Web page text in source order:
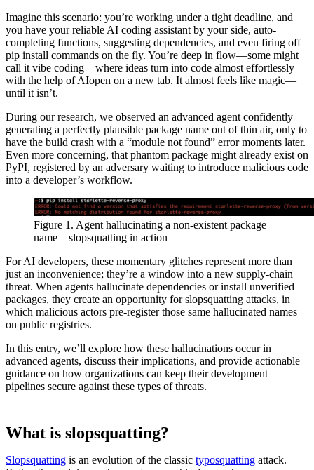
Imagine this scenario: you’re working under a tight deadline, and
you have your reliable AI coding assistant by your side, auto-
completing functions, suggesting dependencies, and even firing off
pip install commands on the fly. You’re deep in flow—some might
call it vibe coding—where ideas turn into code almost effortlessly
with the help of AIopen on a new tab. It almost feels like magic—
until it isn’t.
During our research, we observed an advanced agent confidently
generating a perfectly plausible package name out of thin air, only to
have the build crash with a “module not found” error moments later.
Even more concerning, that phantom package might already exist on
PyPI, registered by an adversary waiting to introduce malicious code
into a developer’s workflow.
Figure 1. Agent hallucinating a non-existent package
name—slopsquatting in action
For AI developers, these momentary glitches represent more than
just an inconvenience; they’re a window into a new supply-chain
threat. When agents hallucinate dependencies or install unverified
packages, they create an opportunity for slopsquatting attacks, in
which malicious actors pre-register those same hallucinated names
on public registries.
In this entry, we’ll explore how these hallucinations occur in
advanced agents, discuss their implications, and provide actionable
guidance on how organizations can keep their development
pipelines secure against these types of threats.
What is slopsquatting?
Slopsquatting is an evolution of the classic typosquatting attack.